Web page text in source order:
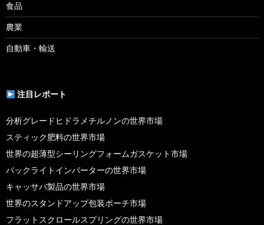
食品
農業
自動車・輸送
注目レポート
分析グレードヒドラメチルノンの世界市場
スティック肥料の世界市場
世界の超薄型シーリングフォームガスケット市場
バックライトインバーターの世界市場
キャッサバ製品の世界市場
世界のスタンドアップ包装ポーチ市場
フラットスクロールスプリングの世界市場